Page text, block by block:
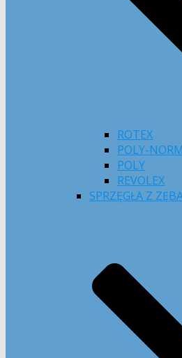
ROTEX
POLY-NORM
POLY
REVOLEX
SPRZĘGŁA Z